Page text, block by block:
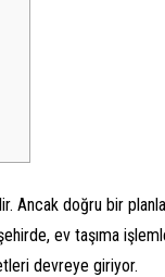
Ancak doğru bir
ev taşıma
devreye giriyor.